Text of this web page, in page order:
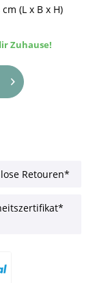
cm (L x B x H)
Zuhause!
Retouren*